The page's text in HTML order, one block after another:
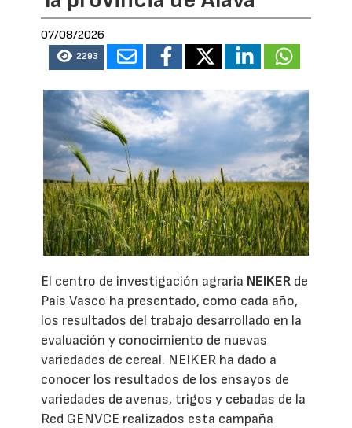
07/08/2026
2293
El centro de investigación agraria NEIKER de
País Vasco ha presentado, como cada año,
los resultados del trabajo desarrollado en la
evaluación y conocimiento de nuevas
variedades de cereal. NEIKER ha dado a
conocer los resultados de los ensayos de
variedades de avenas, trigos y cebadas de la
Red GENVCE realizados esta campaña